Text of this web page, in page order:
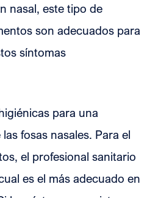
nasal, este tipo de
son adecuados para
síntomas
para una
fosas nasales. Para el
el profesional sanitario
es el más adecuado en